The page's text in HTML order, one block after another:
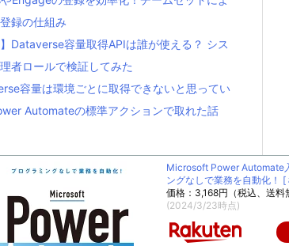
録の仕組み
】Dataverse容量取得APIは誰が使える？ シス
者ロールで検証してみた
容量は環境ごとに取得できないと思ってい
Automateの標準アクションで取れた話
Microsoft Power Automate
ングなしで業務を自動化！ [
価格：3,168円（税込、送料
(2024/3/23時点)